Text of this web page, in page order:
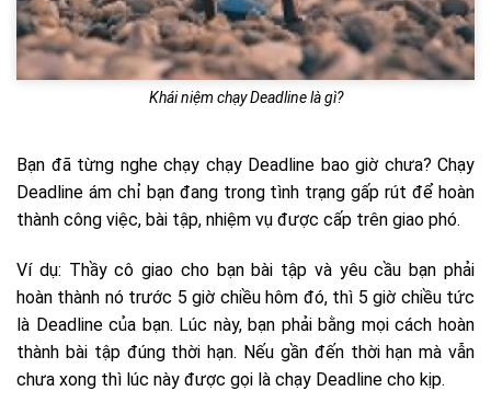
Khái niệm chạy Deadline là gì?
Bạn đã từng nghe chạy chạy Deadline bao giờ chưa? Chạy
Deadline ám chỉ bạn đang trong tình trạng gấp rút để hoàn
thành công việc, bài tập, nhiệm vụ được cấp trên giao phó.
Ví dụ: Thầy cô giao cho bạn bài tập và yêu cầu bạn phải
hoàn thành nó trước 5 giờ chiều hôm đó, thì 5 giờ chiều tức
là Deadline của bạn. Lúc này, bạn phải bằng mọi cách hoàn
thành bài tập đúng thời hạn. Nếu gần đến thời hạn mà vẫn
chưa xong thì lúc này được gọi là chạy Deadline cho kịp.